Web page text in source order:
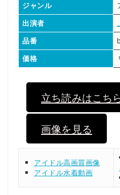
ジャンル
出演者
品番
価格
立ち読みはこち
画像を見る
アイドル高画質画像
アイドル水着動画